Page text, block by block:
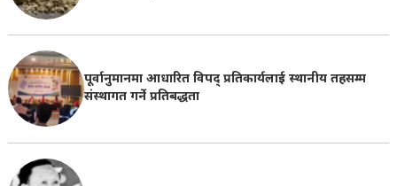
पूर्वानुमानमा आधारित विपद् प्रतिकार्यलाई स्थानीय तहसम्म
संस्थागत गर्ने प्रतिबद्धता